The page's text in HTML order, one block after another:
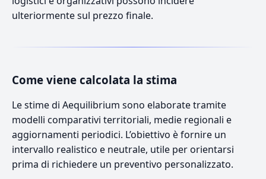
ulteriormente sul prezzo finale.
Come viene calcolata la stima
Le stime di Aequilibrium sono elaborate tramite
modelli comparativi territoriali, medie regionali e
aggiornamenti periodici. L’obiettivo è fornire un
intervallo realistico e neutrale, utile per orientarsi
prima di richiedere un preventivo personalizzato.